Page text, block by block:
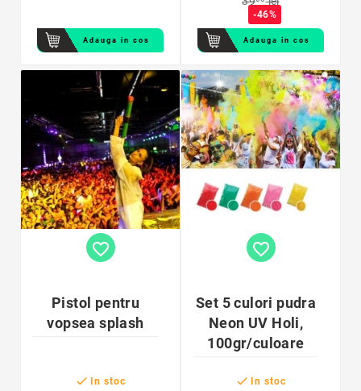
Adauga in cos
-46%
Adauga in cos
favorite_border
Pistol pentru
vopsea splash
 In stoc
favorite_border
Set 5 culori pudra
Neon UV Holi,
100gr/culoare
 In stoc